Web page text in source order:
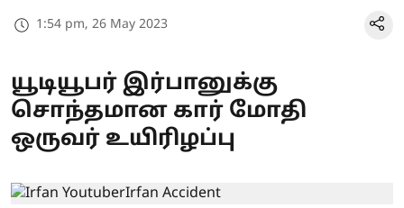
1:54 pm, 26 May 2023
யூடியூபர் இர்பானுக்கு
சொந்தமான கார் மோதி
ஒருவர் உயிரிழப்பு